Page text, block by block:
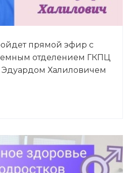
прямой эфир с
отделением ГКПЦ
Халиловичем